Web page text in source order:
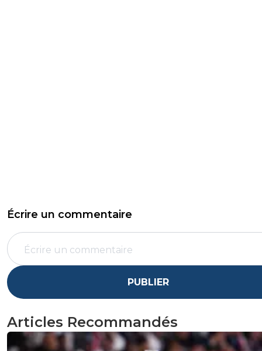
Écrire un commentaire
PUBLIER
Articles Recommandés